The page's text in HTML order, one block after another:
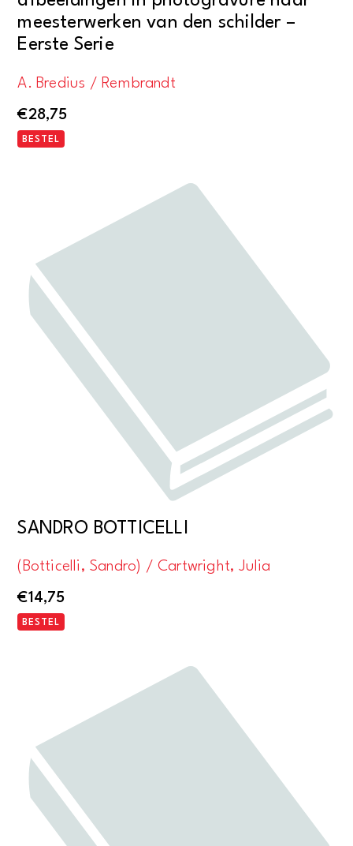
meesterwerken van den schilder –
Eerste Serie
A. Bredius / Rembrandt
€28,75
BESTEL
SANDRO BOTTICELLI
(Botticelli, Sandro) / Cartwright, Julia
€14,75
BESTEL